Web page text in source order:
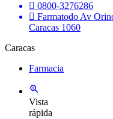
0800-3276286
Farmatodo Av
Caracas 1060
Caracas
Farmacia
Vista
rápida